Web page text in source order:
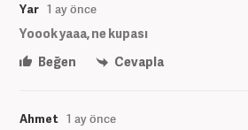
Yar 1 ay önce
Yoook yaaa, ne kupası
Beğen
Cevapla
Ahmet 1 ay önce